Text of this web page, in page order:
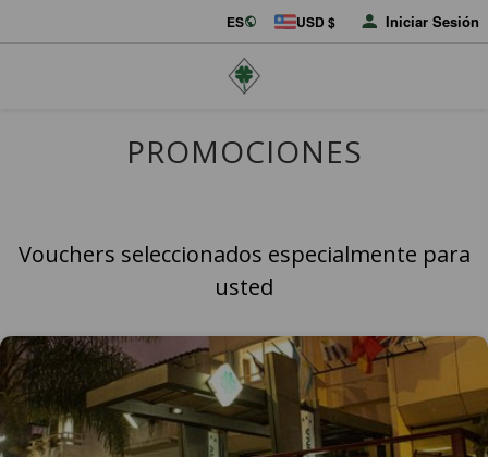
ES USD $ Iniciar Sesión
PROMOCIONES
Vouchers seleccionados especialmente para
usted